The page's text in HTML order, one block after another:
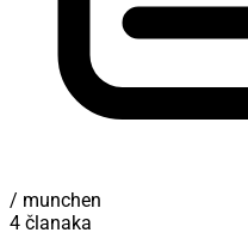
/ munchen
4 članaka